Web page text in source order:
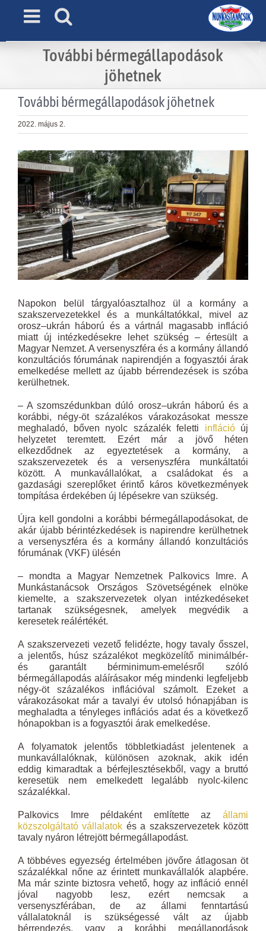
További bérmegállapodások
jöhetnek
További bérmegállapodások jöhetnek
2022. május 2.
View
Larger
Image
Napokon belül tárgyalóasztalhoz ül a kormány a
szakszervezetekkel és a munkáltatókkal, mivel az
orosz–ukrán háború és a vártnál magasabb infláció
miatt új intézkedésekre lehet szükség – értesült a
Magyar Nemzet. A versenyszféra és a kormány állandó
konzultációs fórumának napirendjén a fogyasztói árak
emelkedése mellett az újabb bérrendezések is szóba
kerülhetnek.
– A szomszédunkban dúló orosz–ukrán háború és a
korábbi, négy-öt százalékos várakozásokat messze
meghaladó, bőven nyolc százalék feletti inflációúj
helyzetet teremtett. Ezért már a jövő héten
elkezdődnek az egyeztetések a kormány, a
szakszervezetek és a versenyszféra munkáltatói
között. A munkavállalókat, a családokat és a
gazdasági szereplőket érintő káros következmények
tompítása érdekében új lépésekre van szükség.
Újra kell gondolni a korábbi bérmegállapodásokat, de
akár újabb bérintézkedések is napirendre kerülhetnek
a versenyszféra és a kormány állandó konzultációs
fórumának (VKF) ülésén
– mondta a Magyar Nemzetnek Palkovics Imre. A
Munkástanácsok Országos Szövetségének elnöke
kiemelte, a szakszervezetek olyan intézkedéseket
tartanak szükségesnek, amelyek megvédik a
keresetek reálértékét.
A szakszervezeti vezető felidézte, hogy tavaly ősszel,
a jelentős, húsz százalékot megközelítő minimálbér-
és garantált bérminimum-emelésről szóló
bérmegállapodás aláírásakor még mindenki legfeljebb
négy-öt százalékos inflációval számolt. Ezeket a
várakozásokat már a tavalyi év utolsó hónapjában is
meghaladta a tényleges inflációs adat és a következő
hónapokban is a fogyasztói árak emelkedése.
A folyamatok jelentős többletkiadást jelentenek a
munkavállalóknak, különösen azoknak, akik idén
eddig kimaradtak a bérfejlesztésekből, vagy a bruttó
keresetük nem emelkedett legalább nyolc-kilenc
százalékkal.
Palkovics Imre példaként említette az állami
közszolgáltató vállalatok és a szakszervezetek között
tavaly nyáron létrejött bérmegállapodást.
A többéves egyezség értelmében jövőre átlagosan öt
százalékkal nőne az érintett munkavállalók alapbére.
Ma már szinte biztosra vehető, hogy az infláció ennél
jóval nagyobb lesz, ezért nemcsak a
versenyszférában, de az állami fenntartású
vállalatoknál is szükségessé vált az újabb
bérrendezés, vagy a korábbi megállapodások